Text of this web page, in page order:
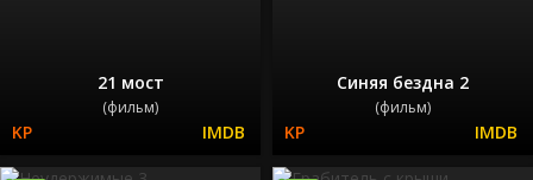
21 мост
(фильм)
Синяя бездна 2
(фильм)